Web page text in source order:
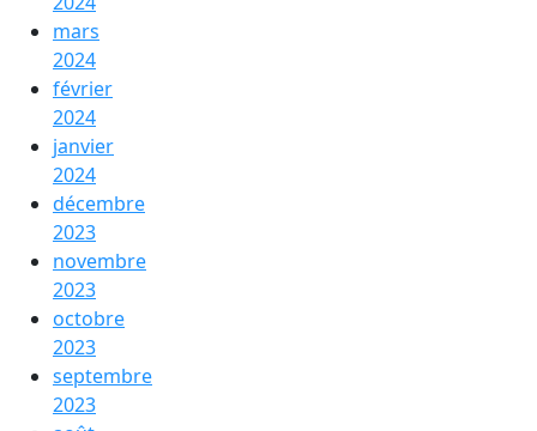
mars
2024
février
2024
janvier
2024
décembre
2023
novembre
2023
octobre
2023
septembre
2023